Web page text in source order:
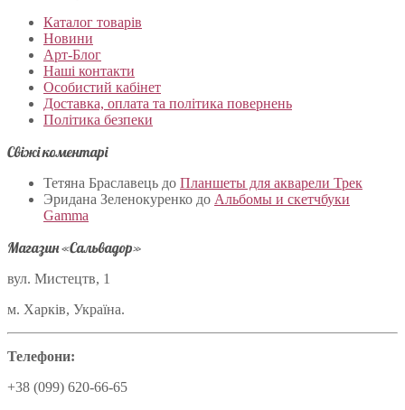
Каталог товарів
Новини
Арт-Блог
Наші контакти
Особистий кабінет
Доставка, оплата та політика повернень
Політика безпеки
Свіжі коментарі
Тетяна Браславець до Планшеты для акварели Трек
Эридана Зеленокуренко до Альбомы и скетчбуки
Gamma
Магазин «Сальвадор»
вул. Мистецтв, 1
м. Харків, Україна.
Телефони:
+38 (099) 620-66-65